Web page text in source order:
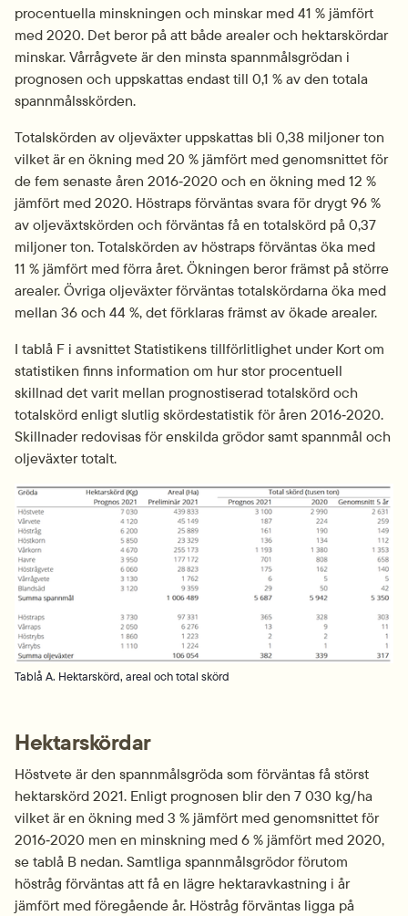
procentuella minskningen och minskar med 41 % jämfört
med 2020. Det beror på att både arealer och hektarskördar
minskar. Vårrågvete är den minsta spannmålsgrödan i
prognosen och uppskattas endast till 0,1 % av den totala
spannmålsskörden.
Totalskörden av oljeväxter uppskattas bli 0,38 miljoner ton
vilket är en ökning med 20 % jämfört med genomsnittet för
de fem senaste åren 2016‑2020 och en ökning med 12 %
jämfört med 2020. Höstraps förväntas svara för drygt 96 %
av oljeväxtskörden och förväntas få en totalskörd på 0,37
miljoner ton. Totalskörden av höstraps förväntas öka med
11 % jämfört med förra året. Ökningen beror främst på större
arealer. Övriga oljeväxter förväntas totalskördarna öka med
mellan 36 och 44 %, det förklaras främst av ökade arealer.
I tablå F i avsnittet Statistikens tillförlitlighet under Kort om
statistiken finns information om hur stor procentuell
skillnad det varit mellan prognostiserad totalskörd och
totalskörd enligt slutlig skördestatistik för åren 2016‑2020.
Skillnader redovisas för enskilda grödor samt spannmål och
oljeväxter totalt.
Tablå A. Hektarskörd, areal och total skörd
Hektarskördar
Höstvete är den spannmålsgröda som förväntas få störst
hektarskörd 2021. Enligt prognosen blir den 7 030 kg/ha
vilket är en ökning med 3 % jämfört med genomsnittet för
2016‑2020 men en minskning med 6 % jämfört med 2020,
se tablå B nedan. Samtliga spannmålsgrödor förutom
höstråg förväntas att få en lägre hektaravkastning i år
jämfört med föregående år. Höstråg förväntas ligga på